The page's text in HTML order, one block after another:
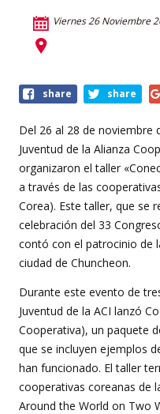
Viernes 26 Noviembre
Share
event
share share
Del 26 al 28 de noviembre
Juventud de la Alianza
organizaron el taller
a través de las
Corea). Este taller, que se
celebración del 33
contó con el patrocinio de
ciudad de Chuncheon.
Durante este evento de
Juventud de la ACI lanzó
Cooperativa), un paquete
que se incluyen ejemplos
han funcionado. El taller
cooperativas coreanas de
Around the World on Two